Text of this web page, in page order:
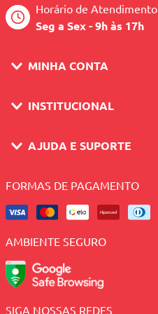
Horário de Atendimento
Seg a Sex - 9h às 17h
MINHA CONTA
INSTITUCIONAL
AJUDA E SUPORTE
FORMAS DE PAGAMENTO
AMBIENTE SEGURO
SIGA NOSSAS REDES